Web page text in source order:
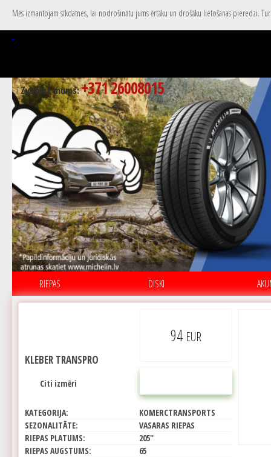
Mēs izmantojam sīkdatnes, lai nodrošinātu jums ērtāku un drošāku lietošanas pieredzi.
Zvaniet mums:+371 26008015
RIEPAS DISKI
94 EUR
KLEBER TRANSPRO
Citi izmēri
KATEGORIJA:
KOMERCTRANSPORTS
SEZONALITĀTE:
VASARAS RIEPAS
RIEPAS PLATUMS:
205"
RIEPAS AUGSTUMS:
65